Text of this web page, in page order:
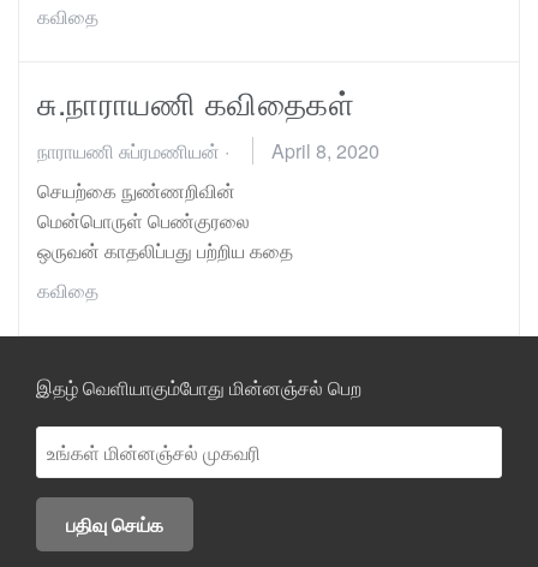
கவிதை
சு.நாராயணி கவிதைகள்
நாராயணி சுப்ரமணியன் ·
April 8, 2020
செயற்கை நுண்ணறிவின்
மென்பொருள் பெண்குரலை
ஒருவன் காதலிப்பது பற்றிய கதை
கவிதை
இதழ் வெளியாகும்போது மின்னஞ்சல் பெற